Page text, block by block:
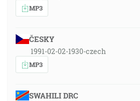
MP3
ČESKY
1991-02-02-1930-czech
MP3
SWAHILI DRC